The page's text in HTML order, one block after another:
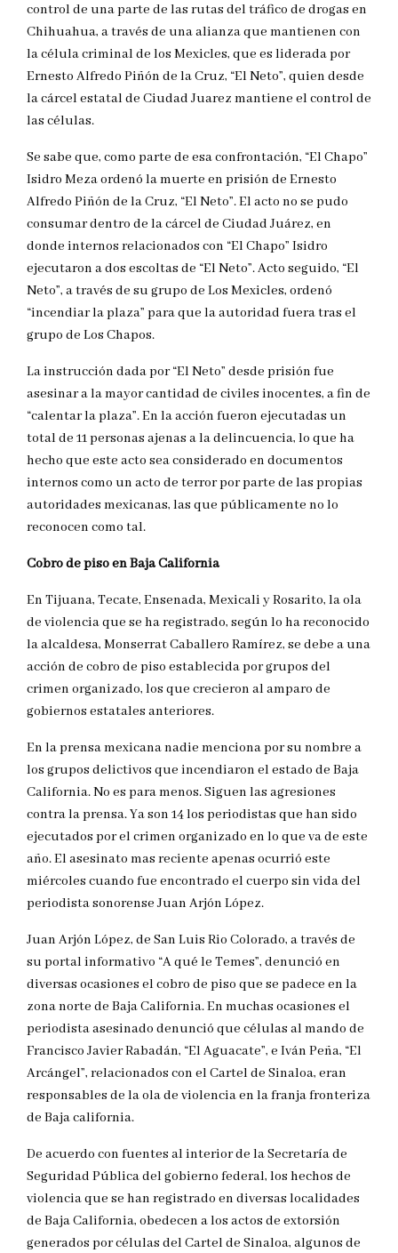
control de una parte de las rutas del tráfico de drogas en
Chihuahua, a través de una alianza que mantienen con
la célula criminal de los Mexicles, que es liderada por
Ernesto Alfredo Piñón de la Cruz, “El Neto”, quien desde
la cárcel estatal de Ciudad Juarez mantiene el control de
las células.
Se sabe que, como parte de esa confrontación, “El Chapo”
Isidro Meza ordenó la muerte en prisión de Ernesto
Alfredo Piñón de la Cruz, “El Neto”. El acto no se pudo
consumar dentro de la cárcel de Ciudad Juárez, en
donde internos relacionados con “El Chapo” Isidro
ejecutaron a dos escoltas de “El Neto”. Acto seguido, “El
Neto”, a través de su grupo de Los Mexicles, ordenó
“incendiar la plaza” para que la autoridad fuera tras el
grupo de Los Chapos.
La instrucción dada por “El Neto” desde prisión fue
asesinar a la mayor cantidad de civiles inocentes, a fin de
“calentar la plaza”. En la acción fueron ejecutadas un
total de 11 personas ajenas a la delincuencia, lo que ha
hecho que este acto sea considerado en documentos
internos como un acto de terror por parte de las propias
autoridades mexicanas, las que públicamente no lo
reconocen como tal.
Cobro de piso en Baja California
En Tijuana, Tecate, Ensenada, Mexicali y Rosarito, la ola
de violencia que se ha registrado, según lo ha reconocido
la alcaldesa, Monserrat Caballero Ramírez, se debe a una
acción de cobro de piso establecida por grupos del
crimen organizado, los que crecieron al amparo de
gobiernos estatales anteriores.
En la prensa mexicana nadie menciona por su nombre a
los grupos delictivos que incendiaron el estado de Baja
California. No es para menos. Siguen las agresiones
contra la prensa. Ya son 14 los periodistas que han sido
ejecutados por el crimen organizado en lo que va de este
año. El asesinato mas reciente apenas ocurrió este
miércoles cuando fue encontrado el cuerpo sin vida del
periodista sonorense Juan Arjón López.
Juan Arjón López, de San Luis Rio Colorado, a través de
su portal informativo “A qué le Temes”, denunció en
diversas ocasiones el cobro de piso que se padece en la
zona norte de Baja California. En muchas ocasiones el
periodista asesinado denunció que células al mando de
Francisco Javier Rabadán, “El Aguacate”, e Iván Peña, “El
Arcángel”, relacionados con el Cartel de Sinaloa, eran
responsables de la ola de violencia en la franja fronteriza
de Baja california.
De acuerdo con fuentes al interior de la Secretaría de
Seguridad Pública del gobierno federal, los hechos de
violencia que se han registrado en diversas localidades
de Baja California, obedecen a los actos de extorsión
generados por células del Cartel de Sinaloa, algunos de